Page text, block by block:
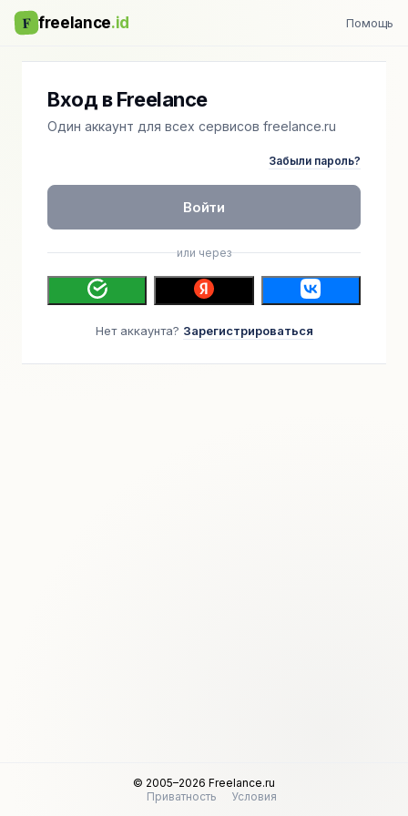
F freelance.id Помощь
Вход в Freelance
Один аккаунт для всех сервисов freelance.ru
Забыли пароль?
Войти
или через
Нет аккаунта? Зарегистрироваться
© 2005–2026 Freelance.ru
Приватность
Условия